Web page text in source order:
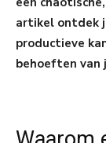
artikel ontdek
productieve
behoeften van